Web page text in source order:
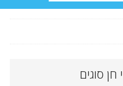
חן סוגים